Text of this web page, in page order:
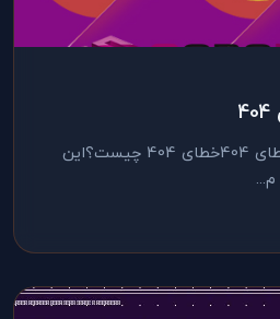
&nbsp;همه چیز درباره خطای 404خطای 404 چیست؟این